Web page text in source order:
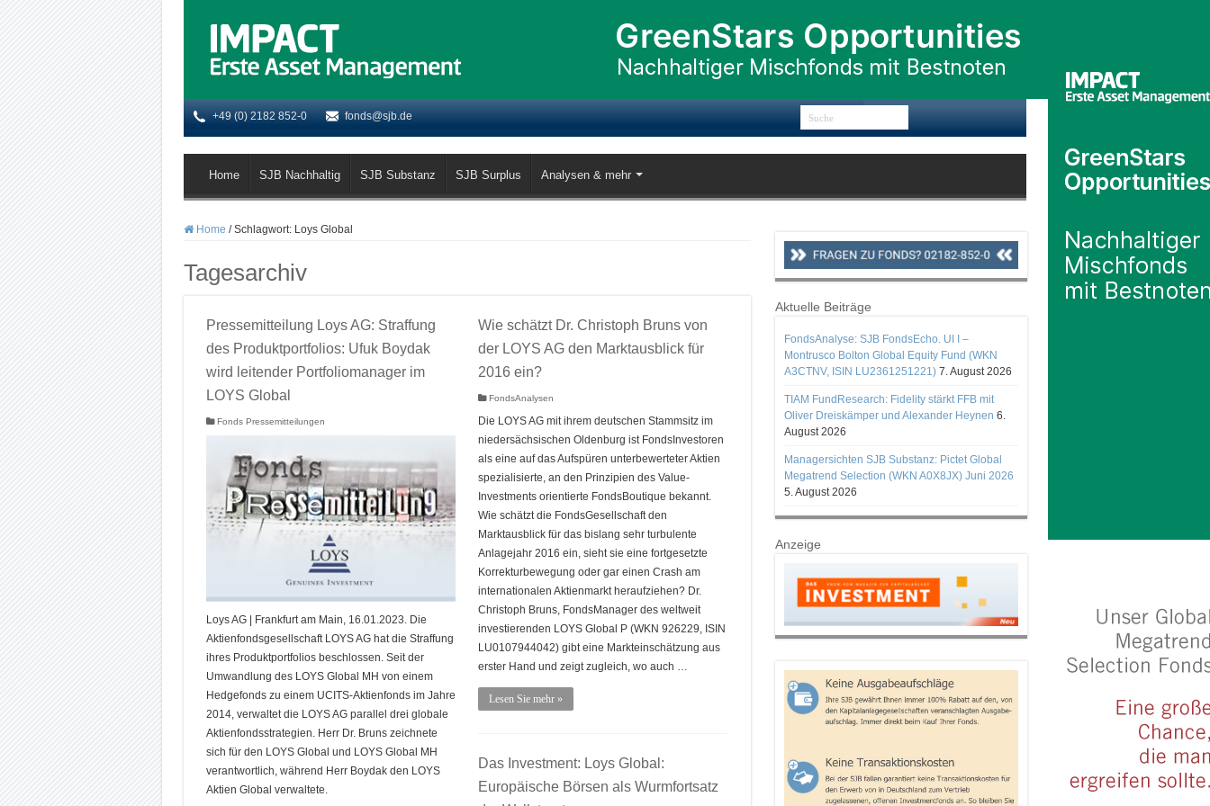
+49 (0) 2182 852-0 fonds@sjb.de
Home SJB Nachhaltig SJB Substanz SJB Surplus Analysen & mehr
Home / Schlagwort: Loys Global
Tagesarchiv
Pressemitteilung Loys AG: Straffung
des Produktportfolios: Ufuk Boydak
wird leitender Portfoliomanager im
LOYS Global
Fonds Pressemitteilungen
Loys AG | Frankfurt am Main, 16.01.2023. Die
Aktienfondsgesellschaft LOYS AG hat die Straffung
ihres Produktportfolios beschlossen. Seit der
Umwandlung des LOYS Global MH von einem
Hedgefonds zu einem UCITS-Aktienfonds im Jahre
2014, verwaltet die LOYS AG parallel drei globale
Aktienfondsstrategien. Herr Dr. Bruns zeichnete
sich für den LOYS Global und LOYS Global MH
verantwortlich, während Herr Boydak den LOYS
Aktien Global verwaltete.
Wie schätzt Dr. Christoph Bruns von
der LOYS AG den Marktausblick für
2016 ein?
FondsAnalysen
Die LOYS AG mit ihrem deutschen Stammsitz im
niedersächsischen Oldenburg ist FondsInvestoren
als eine auf das Aufspüren unterbewerteter Aktien
spezialisierte, an den Prinzipien des Value-
Investments orientierte FondsBoutique bekannt.
Wie schätzt die FondsGesellschaft den
Marktausblick für das bislang sehr turbulente
Anlagejahr 2016 ein, sieht sie eine fortgesetzte
Korrekturbewegung oder gar einen Crash am
internationalen Aktienmarkt heraufziehen? Dr.
Christoph Bruns, FondsManager des weltweit
investierenden LOYS Global P (WKN 926229, ISIN
LU0107944042) gibt eine Markteinschätzung aus
erster Hand und zeigt zugleich, wo auch …
Lesen Sie mehr »
Das Investment: Loys Global:
Europäische Börsen als Wurmfortsatz
Aktuelle Beiträge
FondsAnalyse: SJB FondsEcho. UI I –
Montrusco Bolton Global Equity Fund (WKN
A3CTNV, ISIN LU2361251221) 7. August 2026
TIAM FundResearch: Fidelity stärkt FFB mit
Oliver Dreiskämper und Alexander Heynen 6.
August 2026
Managersichten SJB Substanz: Pictet Global
Megatrend Selection (WKN A0X8JX) Juni 2026
5. August 2026
Anzeige